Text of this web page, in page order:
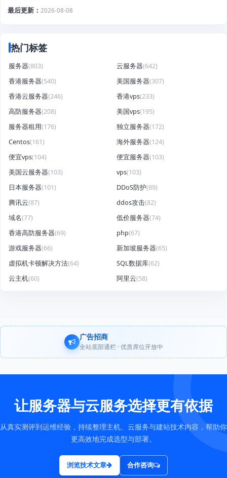
最后更新
2026-08-08
热门标签
服务器(803) 云服务器(642)
香港服务器(540) 美国服务器(307)
香港云服务器(246) 香港vps(233)
高防服务器(208) 美国vps(195)
服务器租用(176) 独立服务器(172)
Centos(161) 海外服务器(124)
便宜vps(104) 便宜服务器(103)
美国云服务器(103) vps(103)
日本服务器(101) DDoS防护(89)
腾讯云(87) ddos攻击(82)
域名(77) 低价服务器(74)
香港高防服务器(69) php(67)
游戏服务器(66) 新加坡服务器(65)
虚拟机卡顿解决方法(64) SQL数据库(62)
云主机(60) 阿里云(58)
广告招商
全站底部通栏 · 优质席位开放中
让服务器与云服务选择更有依据
从真实测评到运维经验，持续整理主机、云服务与建站技术内容，帮助你
更高效地完成选型与部署。
浏览技术文章 合作咨询